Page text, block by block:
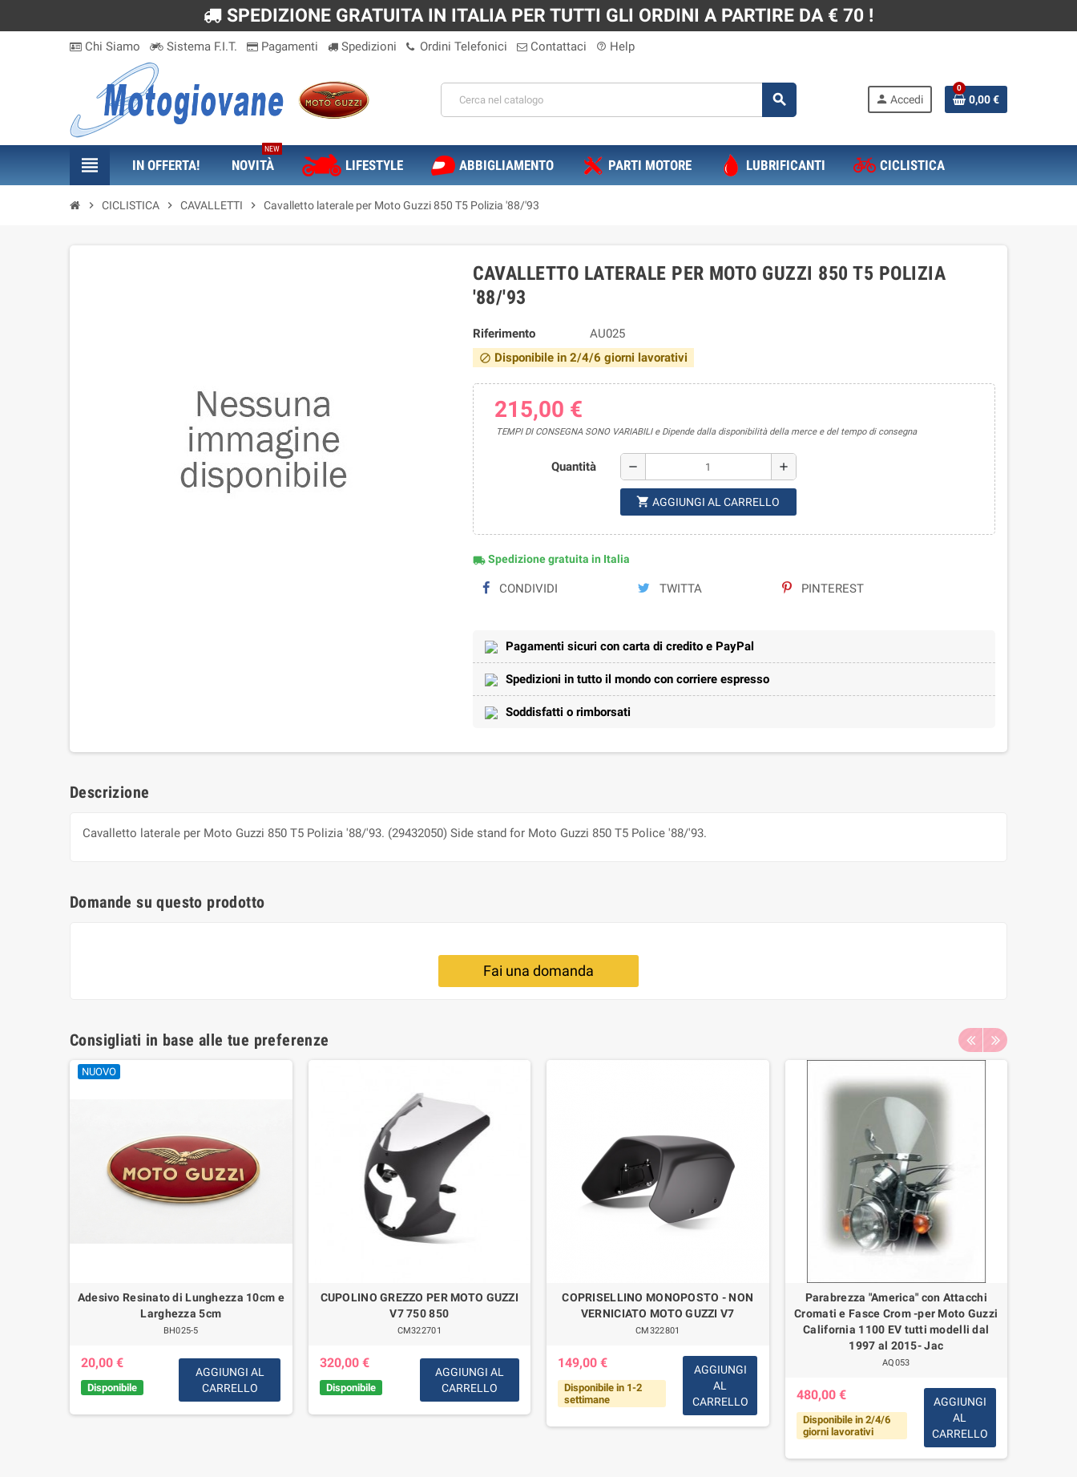
SPEDIZIONE GRATUITA IN ITALIA PER TUTTI GLI ORDINI A PARTIRE DA € 70 !
Chi Siamo Sistema F.I.T. Pagamenti Spedizioni Ordini Telefonici Contattaci help_outline Help
search person Accedi
0
0,00 €
view_headline IN OFFERTA! NOVITÀ
NEW
LIFESTYLE ABBIGLIAMENTO PARTI MOTORE LUBRIFICANTI CICLISTICA
chevron_right CICLISTICA chevron_right CAVALLETTI chevron_right Cavalletto laterale per Moto Guzzi 850 T5 Polizia '88/'93
CAVALLETTO LATERALE PER MOTO GUZZI 850 T5 POLIZIA
'88/'93
Riferimento AU025
block Disponibile in 2/4/6 giorni lavorativi
215,00 €
TEMPI DI CONSEGNA SONO VARIABILI e Dipende dalla disponibilità della merce e del tempo di consegna
Quantità remove add
shopping_cart AGGIUNGI AL CARRELLO
local_shippingSpedizione gratuita in Italia
CONDIVIDI TWITTA PINTEREST
Pagamenti sicuri con carta di credito e PayPal
Spedizioni in tutto il mondo con corriere espresso
Soddisfatti o rimborsati
Descrizione
Cavalletto laterale per Moto Guzzi 850 T5 Polizia '88/'93. (29432050) Side stand for Moto Guzzi 850 T5 Police '88/'93.
Domande su questo prodotto
Fai una domanda
Consigliati in base alle tue preferenze
NUOVO
Adesivo Resinato di Lunghezza 10cm e
Larghezza 5cm
BH025-5
20,00 €
Disponibile
AGGIUNGI AL
CARRELLO
CUPOLINO GREZZO PER MOTO GUZZI
V7 750 850
CM322701
320,00 €
Disponibile
AGGIUNGI AL
CARRELLO
COPRISELLINO MONOPOSTO - NON
VERNICIATO MOTO GUZZI V7
CM322801
149,00 €
Disponibile in 1-2
settimane
AGGIUNGI
AL
CARRELLO
Parabrezza "America" con Attacchi
Cromati e Fasce Crom -per Moto Guzzi
California 1100 EV tutti modelli dal
1997 al 2015- Jac
AQ053
480,00 €
Disponibile in 2/4/6
giorni lavorativi
AGGIUNGI
AL
CARRELLO